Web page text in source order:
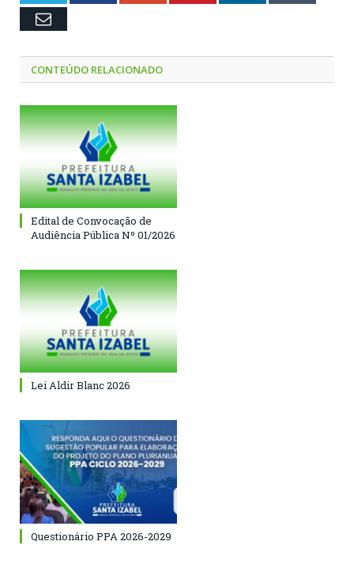
Email
CONTEÚDO RELACIONADO
Edital de Convocação de
Audiência Pública Nº 01/2026
Lei Aldir Blanc 2026
Questionário PPA 2026-2029